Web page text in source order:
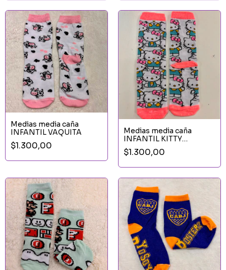
Medias media caña
INFANTIL VAQUITA
$1.300,00
Medias media caña
INFANTIL KITTY
SALMON
$1.300,00